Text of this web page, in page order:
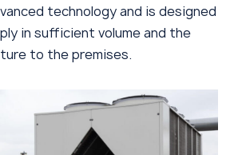
technology and is designed
in sufficient volume and the
to the premises.